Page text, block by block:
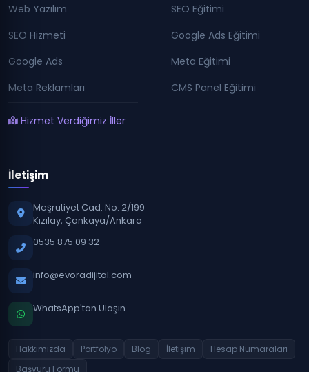
Web Yazılım
SEO Hizmeti
Google Ads
Meta Reklamları
Hizmet Verdiğimiz İller
SEO Eğitimi
Google Ads Eğitimi
Meta Eğitimi
CMS Panel Eğitimi
İletişim
Meşrutiyet Cad. No: 2/199
Kızılay, Çankaya/Ankara
0535 875 09 32
info@evoradijital.com
WhatsApp'tan Ulaşın
Hakkımızda Portfolyo Blog İletişim
Hesap Numaraları
Başvuru Formu